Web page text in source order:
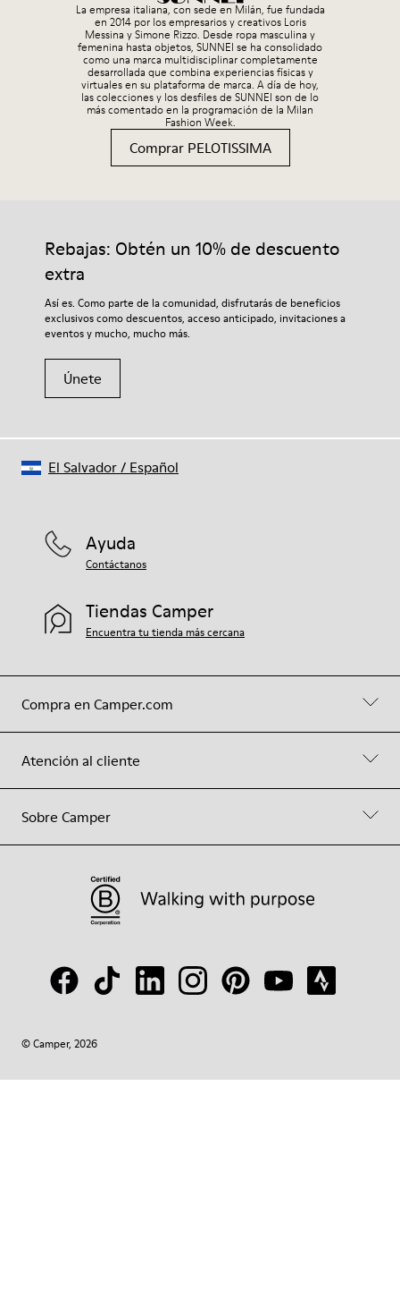
La empresa italiana, con sede en Milán, fue fundada
en 2014 por los empresarios y creativos Loris
Messina y Simone Rizzo. Desde ropa masculina y
femenina hasta objetos, SUNNEI se ha consolidado
como una marca multidisciplinar completamente
desarrollada que combina experiencias físicas y
virtuales en su plataforma de marca. A día de hoy,
las colecciones y los desfiles de SUNNEI son de lo
más comentado en la programación de la Milan
Fashion Week.
Comprar PELOTISSIMA
Rebajas: Obtén un 10% de descuento
extra
Así es. Como parte de la comunidad, disfrutarás de beneficios
exclusivos como descuentos, acceso anticipado, invitaciones a
eventos y mucho, mucho más.
Únete
Compra en Camper.com
Atención al cliente
Sobre Camper
Ayuda
Contáctanos
Tiendas Camper
Encuentra tu tienda más cercana
© Camper, 2026
El Salvador/ Español